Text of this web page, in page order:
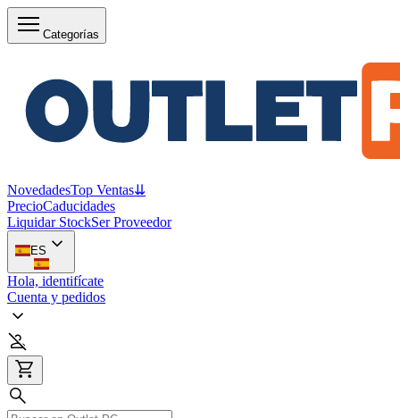
Categorías
NovedadesTop Ventas⇊
PrecioCaducidades
Liquidar StockSer Proveedor
ES
Hola, identifícate
Cuenta y pedidos